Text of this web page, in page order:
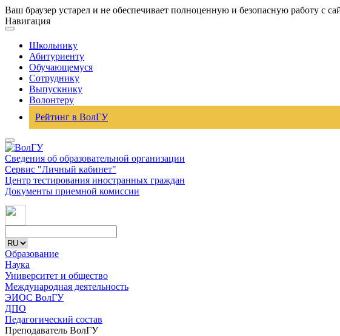
Ваш браузер устарел и не обеспечивает полноценную и безопасную работу с
Навигация
Школьнику
Абитуриенту
Обучающемуся
Сотруднику
Выпускнику
Волонтеру
Рейтинг в ВолГУ
Сведения об образовательной организации
Сервис "Личный кабинет"
Центр тестирования иностранных граждан
Документы приемной комиссии
Образование
Наука
Университет и общество
Международная деятельность
ЭИОС ВолГУ
ДПО
Педагогический состав
Преподаватель ВолГУ